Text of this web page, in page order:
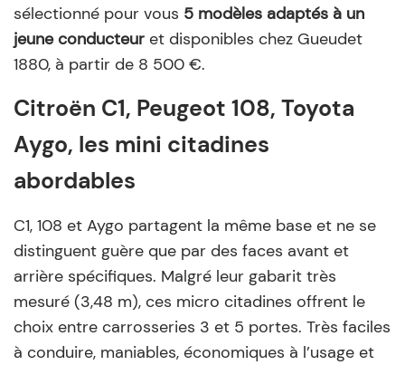
sélectionné pour vous 5 modèles adaptés à un
jeune conducteur et disponibles chez Gueudet
1880, à partir de 8 500 €.
Citroën C1, Peugeot 108, Toyota
Aygo, les mini citadines
abordables
C1, 108 et Aygo partagent la même base et ne se
distinguent guère que par des faces avant et
arrière spécifiques. Malgré leur gabarit très
mesuré (3,48 m), ces micro citadines offrent le
choix entre carrosseries 3 et 5 portes. Très faciles
à conduire, maniables, économiques à l’usage et